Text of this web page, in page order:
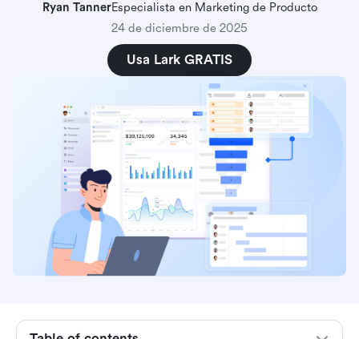
Ryan TannerEspecialista en Marketing de Producto
24 de diciembre de 2025
Usa Lark GRATIS
gestionar a los clientes